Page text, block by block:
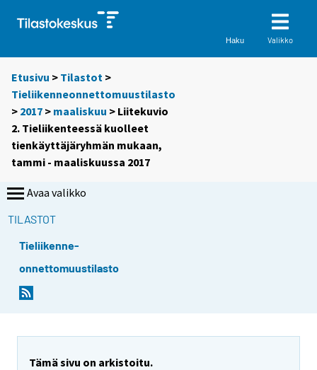
Haku Valikko
Etusivu > Tilastot >
Tieliikenneonnettomuustilasto
> 2017 > maaliskuu > Liitekuvio
2. Tieliikenteessä kuolleet
tienkäyttäjäryhmän mukaan,
tammi - maaliskuussa 2017
Avaa valikko
TILASTOT
Tieliikenne-
onnettomuustilasto
Tämä sivu on arkistoitu.